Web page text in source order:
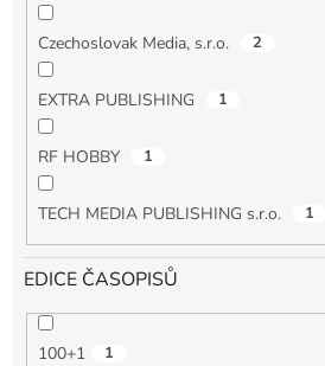
Czechoslovak Media, s.r.o. 2
EXTRA PUBLISHING 1
RF HOBBY 1
TECH MEDIA PUBLISHING s.r.o. 1
EDICE ČASOPISŮ
100+1 1